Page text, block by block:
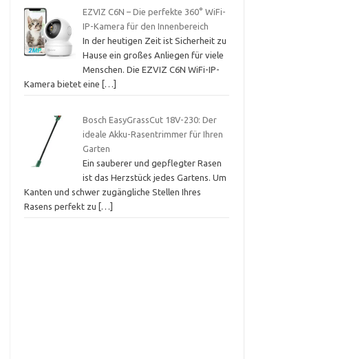
EZVIZ C6N – Die perfekte 360° WiFi-
IP-Kamera für den Innenbereich
In der heutigen Zeit ist Sicherheit zu
Hause ein großes Anliegen für viele
Menschen. Die EZVIZ C6N WiFi-IP-
Kamera bietet eine
[…]
Bosch EasyGrassCut 18V-230: Der
ideale Akku-Rasentrimmer für Ihren
Garten
Ein sauberer und gepflegter Rasen
ist das Herzstück jedes Gartens. Um
Kanten und schwer zugängliche Stellen Ihres
Rasens perfekt zu
[…]